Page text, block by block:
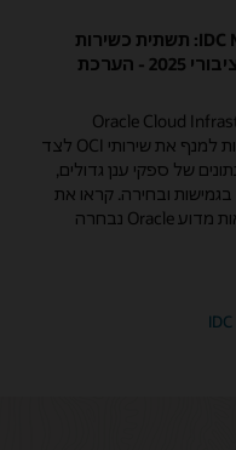
IDC MarketScape: תשתית כשירות
עולמית לענן ציבורי 2025 - הערכת
Oracle Cloud
מאפשר ללקוחות למנף את שירותי OCI לצד
של ספקי ענן גדולים,
ובחירה. קראו את
הקטע כדי לראות מדוע Oracle נבחרה